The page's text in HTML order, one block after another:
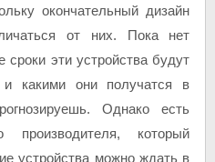
окончательный дизайн
от них. Пока нет
эти устройства будут
какими они получатся в
Однако есть
который
устройства можно ждать в